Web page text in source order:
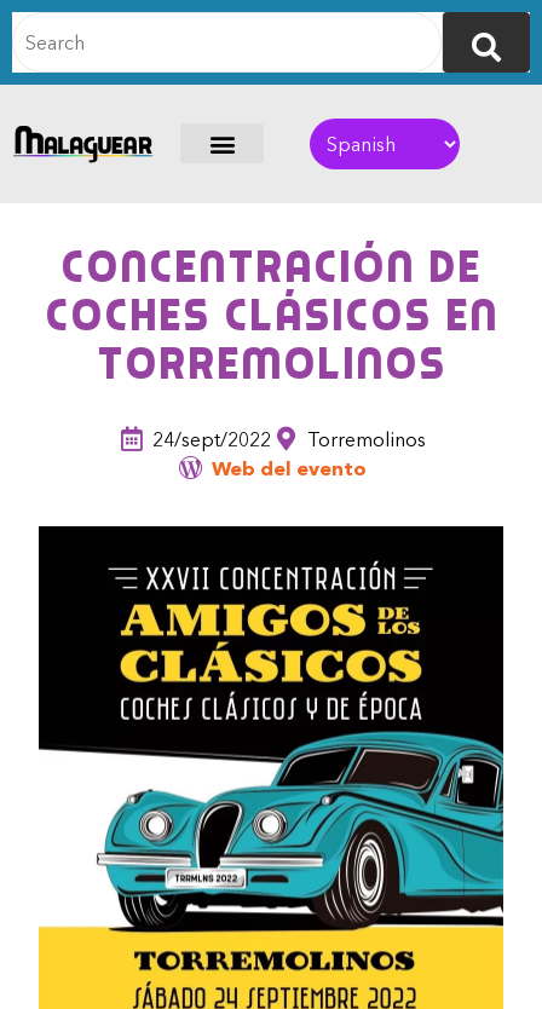
Concentración de
coches clásicos en
Torremolinos
24/sept/2022
Torremolinos
Web del evento